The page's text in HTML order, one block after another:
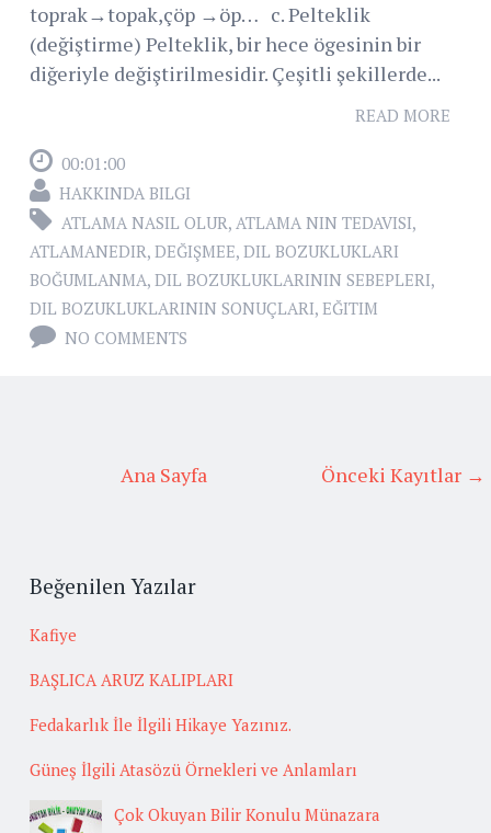
toprak→topak,çöp →öp… c. Pelteklik
(değiştirme) Pelteklik, bir hece ögesinin bir
diğeriyle değiştirilmesidir. Çeşitli şekillerde...
READ MORE
00:01:00
HAKKINDA BILGI
ATLAMA NASIL OLUR, ATLAMA NIN TEDAVISI,
ATLAMANEDIR, DEĞIŞMEE, DIL BOZUKLUKLARI
BOĞUMLANMA, DIL BOZUKLUKLARININ SEBEPLERI,
DIL BOZUKLUKLARININ SONUÇLARI, EĞITIM
NO COMMENTS
Önceki Kayıtlar →
Ana Sayfa
Beğenilen Yazılar
Kafiye
BAŞLICA ARUZ KALIPLARI
Fedakarlık İle İlgili Hikaye Yazınız.
Güneş İlgili Atasözü Örnekleri ve Anlamları
Çok Okuyan Bilir Konulu Münazara